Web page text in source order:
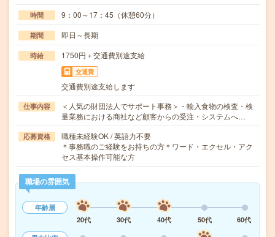
時間 9：00～17：45（休憩60分）
期間 即日～長期
時給 1750円＋交通費別途支給
交通費
交通費別途支給します
仕事内容
＜人気の財団法人でサポート事務＞・輸入食物の検査・検
量業務における商社など顧客からの受注・システムへ…
応募資格
職種未経験OK / 英語力不要
＊事務職のご経験をお持ちの方＊ワード・エクセル・アク
セス基本操作可能な方
職場の雰囲気
年齢層
20代
30代 40代 50代
60代